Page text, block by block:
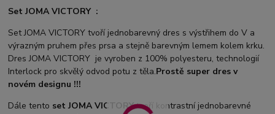
Set JOMA VICTORY :
Set JOMA VICTORY tvoří jednobarevný dres s výstřihem do V a
výrazným pruhem přes prsa a stejně barevným lemem kolem krku.
Dres JOMA VICTORY je vyroben z 100% polyesteru, technologií
Interlock pro skvělý odvod potu z těla.Prostě super dres v
novém designu !!!
Dále tento set JOMA VICTORYtvoří kontrastní jednobarevné